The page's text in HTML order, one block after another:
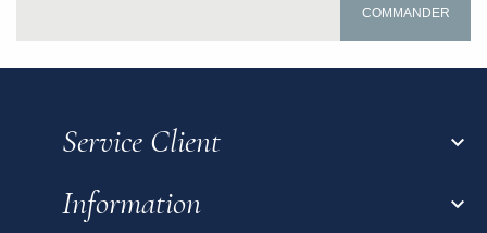
COMMANDER
Service Client 
Information 